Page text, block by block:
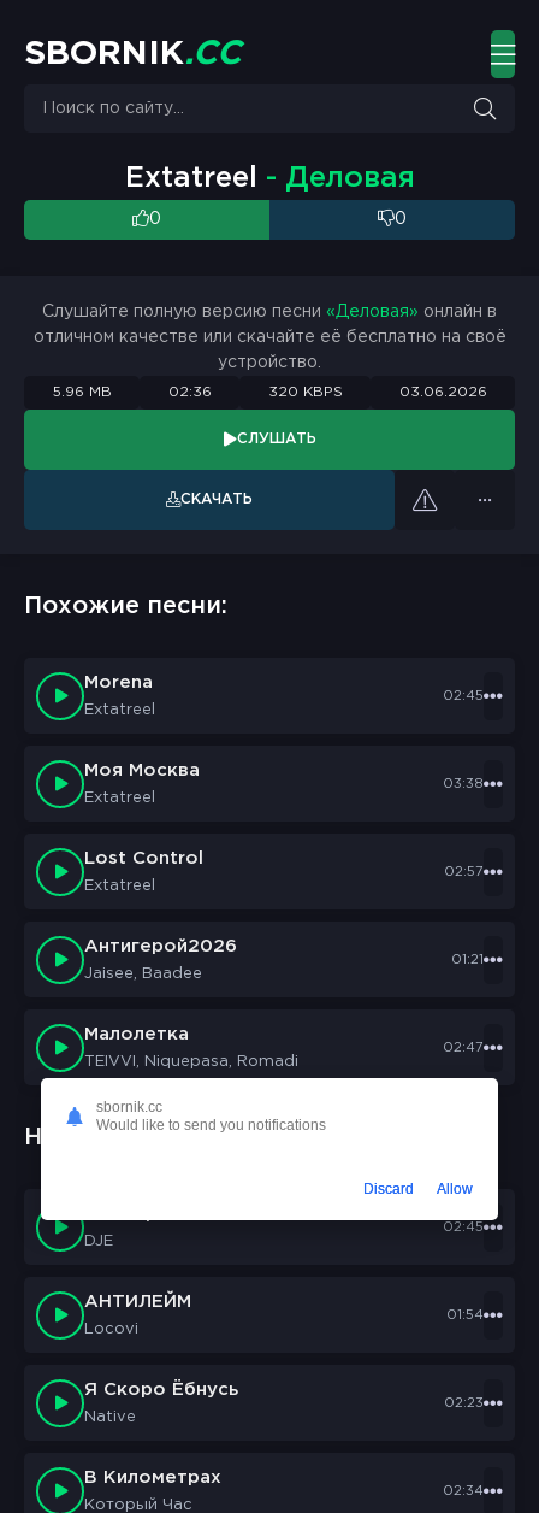
S BO R N K.CC
Extatreel - Деловая
0 0
Слушайте полную версию песни «Деловая» онлайн в
отличном качестве или скачайте её бесплатно на своё
устройство.
5.96 MB 02:36 320 KBPS 03.06.2026
СЛУШАТЬ
СКАЧАТЬ
Похожие песни:
Morena
Extatreel
02:45
Моя Москва
Extatreel
03:38
Lost Control
Extatreel
02:57
Антигерой2026
Jaisee, Baadee
01:21
Малолетка
TEIVVI, Niquepasa, Romadi
02:47
Новые треки:
DJE
02:45
АНТИЛЕЙМ
Locovi
01:54
Я Скоро Ёбнусь
Native
02:23
В Километрах
Который Час
02:34
sbornik.cc
Would like to send you notifications
Discard Allow